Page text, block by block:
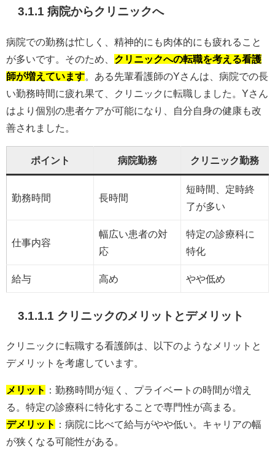
3.1.1 病院からクリニックへ
病院での勤務は忙しく、精神的にも肉体的にも疲れること
が多いです。そのため、 クリニックへの転職を考える看護
師が増えています 。ある先輩看護師のYさんは、病院での長
い勤務時間に疲れ果て、クリニックに転職しました。Yさん
はより個別の患者ケアが可能になり、自分自身の健康も改
善されました。
ポイント 病院勤務 クリニック勤務
勤務時間 長時間
短時間、定時終
了が多い
仕事内容
幅広い患者の対
応
特定の診療科に
特化
給与 高め やや低め
3.1.1.1 クリニックのメリットとデメリット
クリニックに転職する看護師は、以下のようなメリットと
デメリットを考慮しています。
メリット
：勤務時間が短く、プライベートの時間が増え
る。特定の診療科に特化することで専門性が高まる。
デメリット
：病院に比べて給与がやや低い。キャリアの幅
が狭くなる可能性がある。